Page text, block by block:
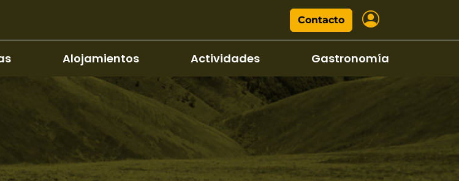
Contacto
Alojamientos Actividades Gastronomía